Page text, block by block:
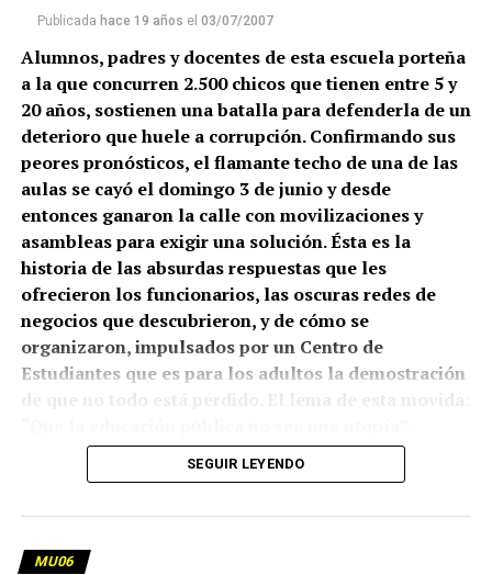
Publicada hace 19 años el 03/07/2007
Alumnos, padres y docentes de esta escuela porteña
a la que concurren 2.500 chicos que tienen entre 5 y
20 años, sostienen una batalla para defenderla de un
deterioro que huele a corrupción. Confirmando sus
peores pronósticos, el flamante techo de una de las
aulas se cayó el domingo 3 de junio y desde
entonces ganaron la calle con movilizaciones y
asambleas para exigir una solución. Ésta es la
historia de las absurdas respuestas que les
ofrecieron los funcionarios, las oscuras redes de
negocios que descubrieron, y de cómo se
organizaron, impulsados por un Centro de
Estudiantes que es para los adultos la demostración
SEGUIR LEYENDO
MU06